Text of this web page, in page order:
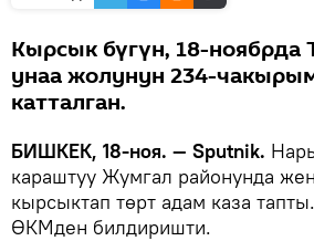
Кырсык бүгүн, 18-
унаа жолунун 234-
катталган.
БИШКЕК, 18-ноя. — Sputnik.
караштуу Жумгал районунда
кырсыктап төрт адам каза
ӨКМден билдиришти.